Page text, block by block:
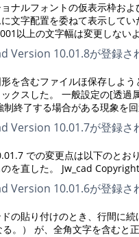
ナルフォントの仮表示枠お
文字配置を委ねて表示して
以上の文字幅は変更しない
Version 10.01.8が登録
を含むファイルほ保存しよ
クスした。 一般設定の[透
制終了する場合がある現象を回
Version 10.01.7が登録
での変更点は以下のとお
を直した。 Jw_cad
Version 10.01.6が登録
の貼り付けのとき、行間に
。） が、全角文字を含むと